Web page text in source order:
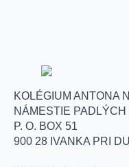
KOLÉGIUM ANTONA
NÁMESTIE
P. O. BOX 51
900 28 IVANKA PRI